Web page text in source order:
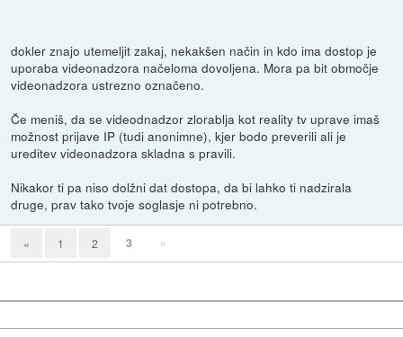
dokler znajo utemeljit zakaj, nekakšen način in kdo ima dostop je
uporaba videonadzora načeloma dovoljena. Mora pa bit območje
videonadzora ustrezno označeno.
Če meniš, da se videodnadzor zlorablja kot reality tv uprave imaš
možnost prijave IP (tudi anonimne), kjer bodo preverili ali je
ureditev videonadzora skladna s pravili.
Nikakor ti pa niso dolžni dat dostopa, da bi lahko ti nadzirala
druge, prav tako tvoje soglasje ni potrebno.
« 1 2 3 »